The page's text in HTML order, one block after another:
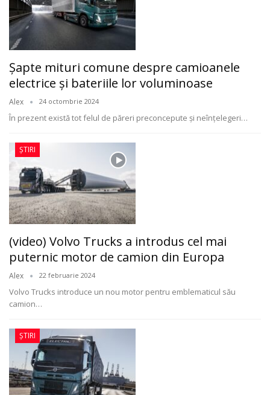
Șapte mituri comune despre camioanele
electrice și bateriile lor voluminoase
Alex 24 octombrie 2024
În prezent există tot felul de păreri preconcepute și neînțelegeri…
ȘTIRI
(video) Volvo Trucks a introdus cel mai
puternic motor de camion din Europa
Alex 22 februarie 2024
Volvo Trucks introduce un nou motor pentru emblematicul său
camion…
ȘTIRI